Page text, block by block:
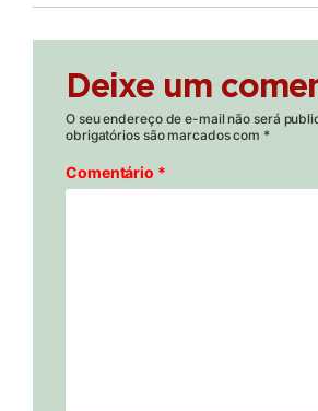
Deixe um
O seu endereço de e-mail não será
obrigatórios são marcados com *
Comentário *